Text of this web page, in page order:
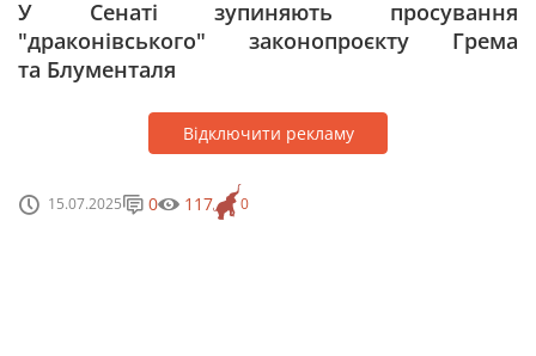
У Сенаті зупиняють просування
"драконівського" законопроєкту Грема
та Блументаля
Відключити рекламу
15.07.2025 0
0 117